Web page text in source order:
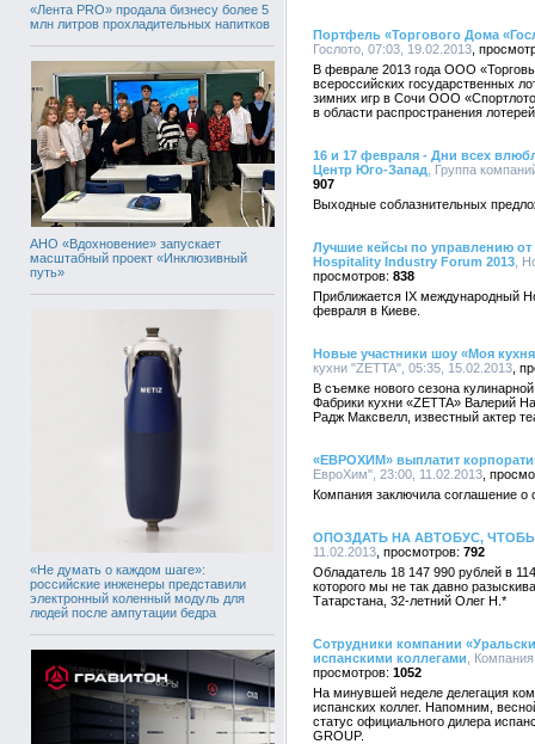
«Лента PRO» продала бизнесу более 5
млн литров прохладительных напитков
АНО «Вдохновение» запускает
масштабный проект «Инклюзивный
путь»
«Не думать о каждом шаге»:
российские инженеры представили
электронный коленный модуль для
людей после ампутации бедра
Портфель «Торгового Дома
Гослото, 07:03, 19.02.2013
В феврале 2013 года ООО
всероссийских государственных
зимних игр в Сочи ООО
в области распространения
16 и 17 февраля - Дни всех
Центр Юго-Запад , Группа
907
Выходные соблазнительных
Лучшие кейсы по управлению
Hospitality Industry Forum 2013 ,
838
Приближается IX международный
февраля в Киеве.
Новые участники шоу «Моя
кухни "ZETTA", 05:35, 15.02.2013
В съемке нового сезона
Фабрики кухни «ZETTA» Валерий
Радж Максвелл, известный актер
«ЕВРОХИМ» выплатит
ЕвроХим", 23:00, 11.02.2013
Компания заключила соглашение о
ОПОЗДАТЬ НА АВТОБУС,
11.02.2013
792
Обладатель 18 147 990 рублей в
которого мы не так давно
Татарстана, 32-летний Олег Н.*
Сотрудники компании
испанскими коллегами ,
1052
На минувшей неделе делегация
испанских коллег. Напомним,
статус официального дилера
GROUP.